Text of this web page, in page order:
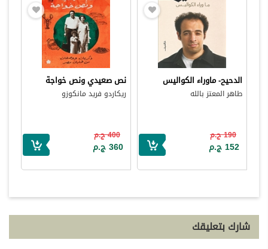
الدحيح- ماوراء الكواليس
طاهر المعتز بالله
190 ج.م
152 ج.م
نص صعيدي ونص خواجة
ريكاردو فريد مانكوزو
400 ج.م
360 ج.م
شارك بتعليقك